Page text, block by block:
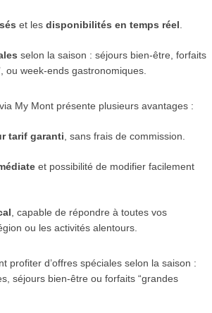
et les disponibilités en temps réel
selon la saison : séjours bien-être, forfaits
ou week-ends gastronomiques.
My Mont présente plusieurs avantages :
tarif garanti , sans frais de commission.
et possibilité de modifier facilement
, capable de répondre à toutes vos
ou les activités alentours.
profiter d’offres spéciales selon la saison :
séjours bien-être ou forfaits “grandes